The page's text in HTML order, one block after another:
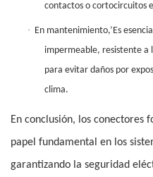
contactos o cortocircuitos
· En mantenimiento,’Es
impermeable, resistente a
para evitar daños por
clima.
En conclusión, los conectores
papel fundamental en los
garantizando la seguridad